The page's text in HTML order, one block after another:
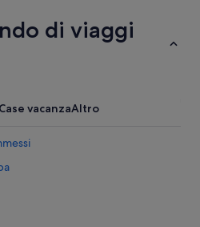
di viaggi
Case vacanzaAltro